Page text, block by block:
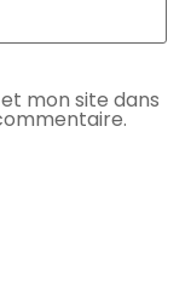
mon site dans